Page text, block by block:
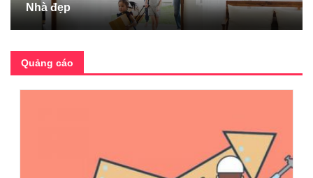
Nhà đẹp
Quảng cáo